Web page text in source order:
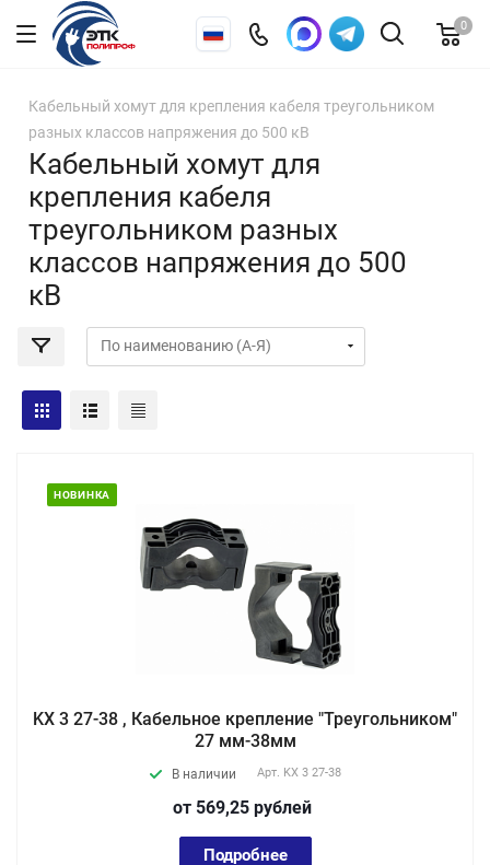
0
Кабельный хомут для крепления кабеля треугольником
разных классов напряжения до 500 кВ
Кабельный хомут для
крепления кабеля
треугольником разных
классов напряжения до 500
кВ
НОВИНКА
KХ 3 27-38 , Кабельное крепление "Треугольником"
27 мм-38мм
В наличии Арт. KХ 3 27-38
от 569,25 рублей
Подробнее